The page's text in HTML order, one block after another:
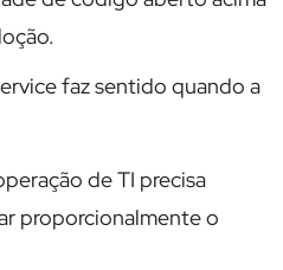
faz sentido quando a
de TI precisa
proporcionalmente o